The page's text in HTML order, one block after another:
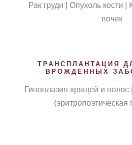
Рак груди | Опухоль кости |
почек
ТРАНСПЛАНТАЦИЯ
ВРОЖДЕННЫХ
Гипоплазия хрящей и волос